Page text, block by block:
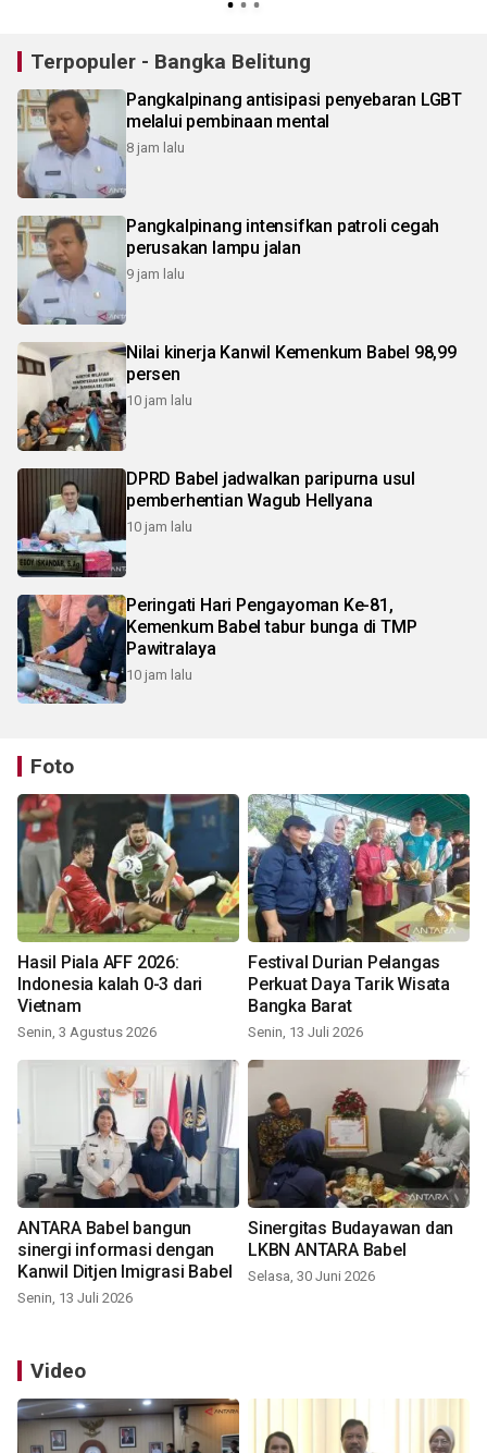
Terpopuler - Bangka Belitung
Pangkalpinang antisipasi penyebaran LGBT
melalui pembinaan mental
8 jam lalu
Pangkalpinang intensifkan patroli cegah
perusakan lampu jalan
9 jam lalu
Nilai kinerja Kanwil Kemenkum Babel 98,99
persen
10 jam lalu
DPRD Babel jadwalkan paripurna usul
pemberhentian Wagub Hellyana
10 jam lalu
Peringati Hari Pengayoman Ke-81,
Kemenkum Babel tabur bunga di TMP
Pawitralaya
10 jam lalu
Foto
Hasil Piala AFF 2026:
Indonesia kalah 0-3 dari
Vietnam
Senin, 3 Agustus 2026
Festival Durian Pelangas
Perkuat Daya Tarik Wisata
Bangka Barat
Senin, 13 Juli 2026
ANTARA Babel bangun
sinergi informasi dengan
Kanwil Ditjen Imigrasi Babel
Senin, 13 Juli 2026
Sinergitas Budayawan dan
LKBN ANTARA Babel
Selasa, 30 Juni 2026
Video